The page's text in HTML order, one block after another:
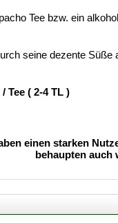
Tee bzw. ein
seine dezente Süße
Tee ( 2-4 TL )
einen starken
behaupten auch